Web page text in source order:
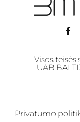
Visos
UAB
Privatumo